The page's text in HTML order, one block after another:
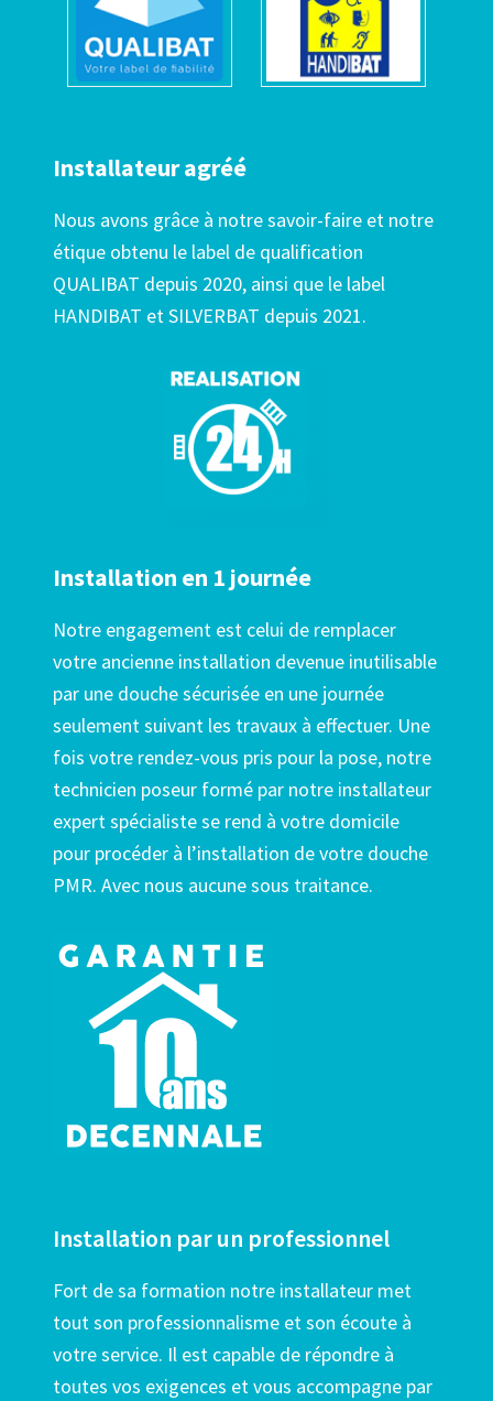
Installateur agréé
Nous avons grâce à notre savoir-faire et notre
étique obtenu le label de qualification
QUALIBAT depuis 2020, ainsi que le label
HANDIBAT et SILVERBAT depuis 2021.
Installation en 1 journée
Notre engagement est celui de remplacer
votre ancienne installation devenue inutilisable
par une douche sécurisée en une journée
seulement suivant les travaux à effectuer. Une
fois votre rendez-vous pris pour la pose, notre
technicien poseur formé par notre installateur
expert spécialiste se rend à votre domicile
pour procéder à l’installation de votre douche
PMR. Avec nous aucune sous traitance.
Installation par un professionnel
Fort de sa formation notre installateur met
tout son professionnalisme et son écoute à
votre service. Il est capable de répondre à
toutes vos exigences et vous accompagne par